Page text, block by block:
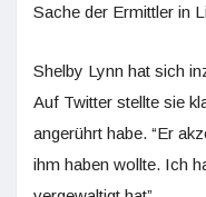
Sache der Ermittler in
Shelby Lynn hat sich
Auf Twitter stellte sie
angerührt habe. “Er
ihm haben wollte. Ich